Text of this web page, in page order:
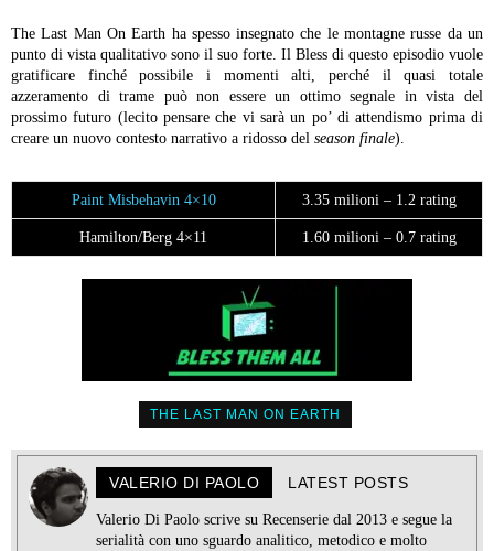
The Last Man On Earth ha spesso insegnato che le montagne russe da un
punto di vista qualitativo sono il suo forte. Il Bless di questo episodio vuole
gratificare finché possibile i momenti alti, perché il quasi totale
azzeramento di trame può non essere un ottimo segnale in vista del
prossimo futuro (lecito pensare che vi sarà un po’ di attendismo prima di
creare un nuovo contesto narrativo a ridosso del season finale).
Paint Misbehavin 4×10 3.35 milioni – 1.2 rating
Hamilton/Berg 4×11 1.60 milioni – 0.7 rating
THE LAST MAN ON EARTH
VALERIO DI PAOLO LATEST POSTS
Valerio Di Paolo scrive su Recenserie dal 2013 e segue la
serialità con uno sguardo analitico, metodico e molto